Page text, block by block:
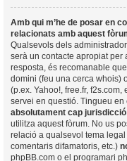
Amb qui m’he de posar en
relacionats amb aquest
Qualsevols dels
serà un contacte apropiat per
resposta, és recomanable
domini (feu una cerca whois)
(p.ex. Yahoo!, free.fr,
servei en questió. Tingueu
absolutament cap jurisdicció
utilitza aquest fòrum. No us
relació a qualsevol tema
comentaris difamatoris, etc.)
phpBB.com o el programari